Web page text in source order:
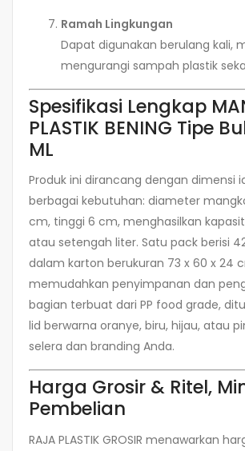
Ramah Lingkungan
Dapat digunakan berulang kali,
mengurangi sampah plastik
Spesifikasi Lengkap
PLASTIK BENING Tipe
ML
Produk ini dirancang dengan dimensi
berbagai kebutuhan: diameter
cm, tinggi 6 cm, menghasilkan
atau setengah liter. Satu pack berisi
dalam karton berukuran 73 x 60 x 24
memudahkan penyimpanan dan
bagian terbuat dari PP food grade,
lid berwarna oranye, biru, hijau, atau
selera dan branding Anda.
Harga Grosir & Ritel,
Pembelian
RAJA PLASTIK GROSIR menawarkan